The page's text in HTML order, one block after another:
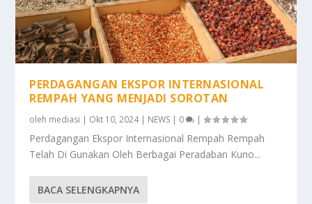
PERDAGANGAN EKSPOR INTERNASIONAL
REMPAH YANG MENJADI SOROTAN
oleh mediasi | Okt 10, 2024| NEWS | 0 |
Perdagangan Ekspor Internasional Rempah Rempah
Telah Di Gunakan Oleh Berbagai Peradaban Kuno...
BACA SELENGKAPNYA